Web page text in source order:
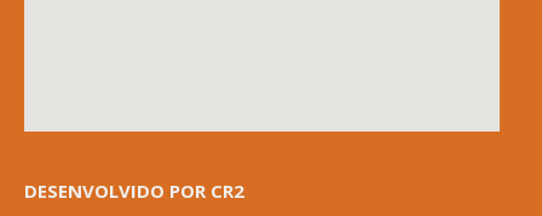
DESENVOLVIDO POR CR2